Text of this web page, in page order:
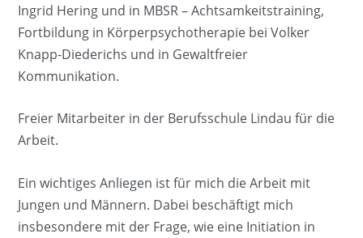
Ingrid Hering und in MBSR – Achtsamkeitstraining,
Fortbildung in Körperpsychotherapie bei Volker
Knapp-Diederichs und in Gewaltfreier
Kommunikation.
Freier Mitarbeiter in der Berufsschule Lindau für die
Arbeit.
Ein wichtiges Anliegen ist für mich die Arbeit mit
Jungen und Männern. Dabei beschäftigt mich
insbesondere mit der Frage, wie eine Initiation in